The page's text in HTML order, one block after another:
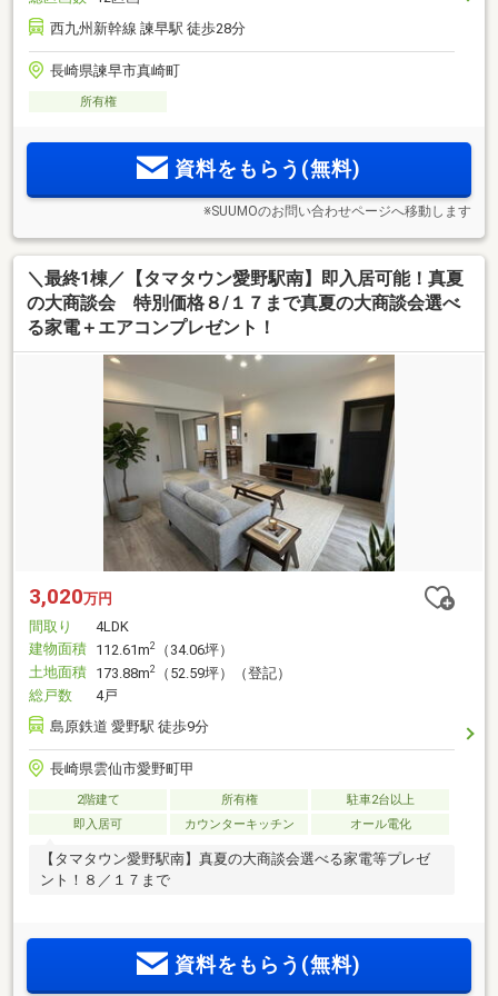
西九州新幹線 諫早駅 徒歩28分
長崎県諫早市真崎町
所有権
資料をもらう(無料)
※SUUMOのお問い合わせページへ移動します
＼最終1棟／【タマタウン愛野駅南】即入居可能！真夏
の大商談会 特別価格８/１７まで真夏の大商談会選べ
る家電＋エアコンプレゼント！
3,020万円
間取り
4LDK
建物面積 112.61m2
（34.06坪）
土地面積 173.88m2
（52.59坪）（登記）
総戸数
4戸
島原鉄道 愛野駅 徒歩9分
長崎県雲仙市愛野町甲
2階建て 所有権
駐車2台以上
即入居可
カウンターキッチン オール電化
【タマタウン愛野駅南】真夏の大商談会選べる家電等プレゼ
ント！８／１７まで
資料をもらう(無料)